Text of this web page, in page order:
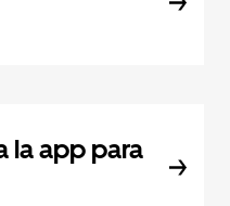
la app para